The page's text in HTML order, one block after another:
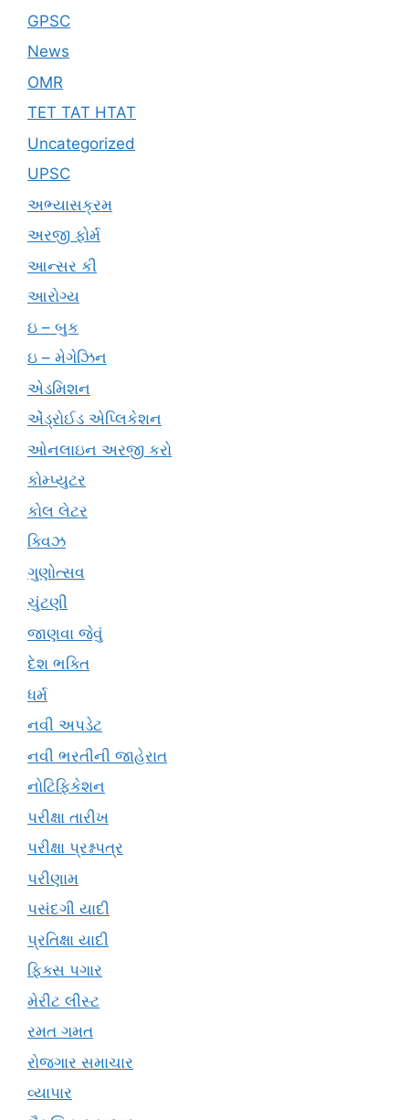
GPSC
News
OMR
TET TAT HTAT
Uncategorized
UPSC
અભ્યાસક્રમ
અરજી ફોર્મ
આન્સર કી
આરોગ્ય
ઇ – બુક
ઇ – મેગેઝિન
એડમિશન
એંડ્રોઈડ એપ્લિકેશન
ઓનલાઇન અરજી કરો
કોમ્પ્યુટર
કોલ લેટર
ક્વિઝ
ગુણોત્સવ
ચુંટણી
જાણવા જેવું
દેશ ભક્તિ
ધર્મ
નવી અપડેટ
નવી ભરતીની જાહેરાત
નોટિફિકેશન
પરીક્ષા તારીખ
પરીક્ષા પ્રશ્નપત્ર
પરીણામ
પસંદગી યાદી
પ્રતિક્ષા યાદી
ફિક્સ પગાર
મેરીટ લીસ્ટ
રમત ગમત
રોજગાર સમાચાર
વ્યાપાર